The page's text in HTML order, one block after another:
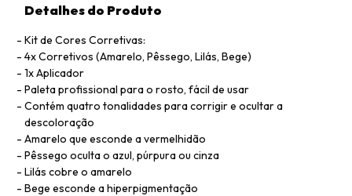
Detalhes do Produto
Kit de Cores Corretivas:
4x Corretivos (Amarelo, Pêssego, Lilás, Bege)
1x Aplicador
Paleta profissional para o rosto, fácil de usar
Contém quatro tonalidades para corrigir e ocultar a
descoloração
Amarelo que esconde a vermelhidão
Pêssego oculta o azul, púrpura ou cinza
Lilás cobre o amarelo
Bege esconde a hiperpigmentação